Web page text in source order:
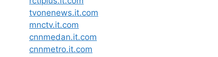
tvonenews.it.com
mnctv.it.com
cnnmedan.it.com
cnnmetro.it.com